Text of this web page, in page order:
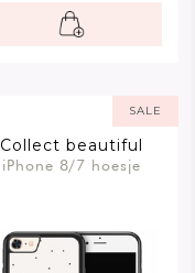
SALE
Collect beautiful
moments
iPhone 8/7 hoesje